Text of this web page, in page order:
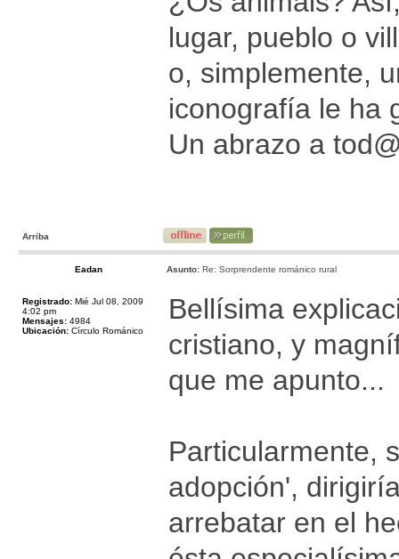
lugar, pueblo o
o, simplemente,
iconografía le ha
Un abrazo a
Arriba
Eadan Asunto: Re: Sorprendente románico rural
Registrado: Mié Jul 08, 2009
4:02 pm
Mensajes: 4984
Ubicación: Círculo Románico
Bellísima
cristiano, y
que me apunto...
Particularmente,
adopción',
arrebatar en el